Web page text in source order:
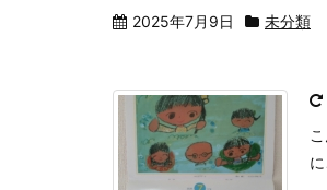
2025年7月9日 未分類